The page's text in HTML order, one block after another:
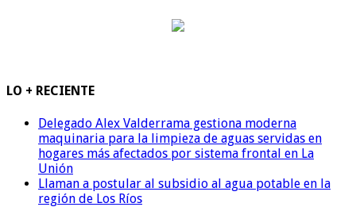
LO + RECIENTE
Delegado Alex Valderrama gestiona moderna
maquinaria para la limpieza de aguas servidas en
hogares más afectados por sistema frontal en La
Unión
Llaman a postular al subsidio al agua potable en la
región de Los Ríos